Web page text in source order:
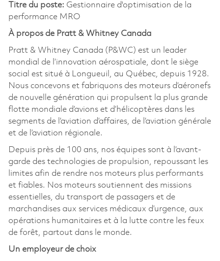
Titre du poste: Gestionnaire d'optimisation de la
performance MRO
À propos de Pratt & Whitney Canada
Pratt & Whitney Canada (P&WC) est un leader
mondial de l’innovation aérospatiale, dont le siège
social est situé à Longueuil, au Québec, depuis 1928.
Nous concevons et fabriquons des moteurs d’aéronefs
de nouvelle génération qui propulsent la plus grande
flotte mondiale d’avions et d’hélicoptères dans les
segments de l’aviation d’affaires, de l’aviation générale
et de l’aviation régionale.
Depuis près de 100 ans, nos équipes sont à l’avant-
garde des technologies de propulsion, repoussant les
limites afin de rendre nos moteurs plus performants
et fiables. Nos moteurs soutiennent des missions
essentielles, du transport de passagers et de
marchandises aux services médicaux d’urgence, aux
opérations humanitaires et à la lutte contre les feux
de forêt, partout dans le monde.
Un employeur de choix